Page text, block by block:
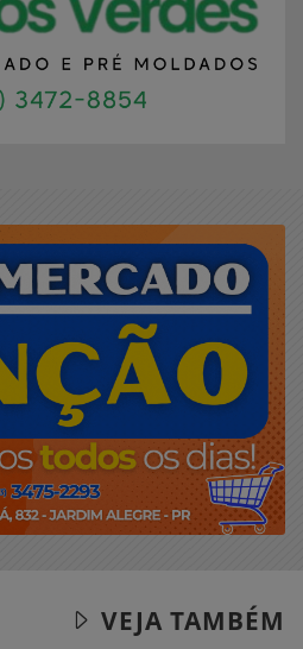
VEJA TAMBÉM